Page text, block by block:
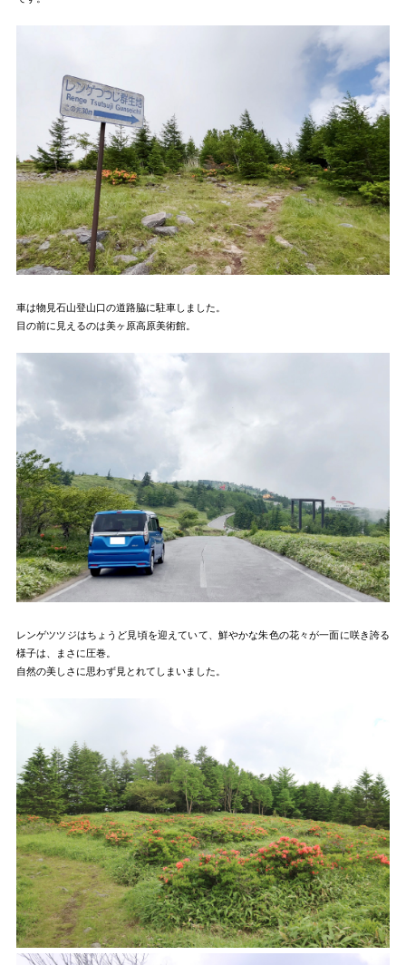
車は物見石山登山口の道路脇に駐車しました。
目の前に見えるのは美ヶ原高原美術館。
レンゲツツジはちょうど見頃を迎えていて、鮮やかな朱色の花々が一面に咲き誇る
様子は、まさに圧巻。
自然の美しさに思わず見とれてしまいました。